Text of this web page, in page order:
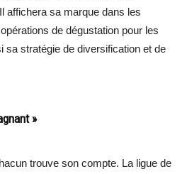
affichera sa marque dans les
de dégustation pour les
sa stratégie de diversification et de
»
trouve son compte. La ligue de